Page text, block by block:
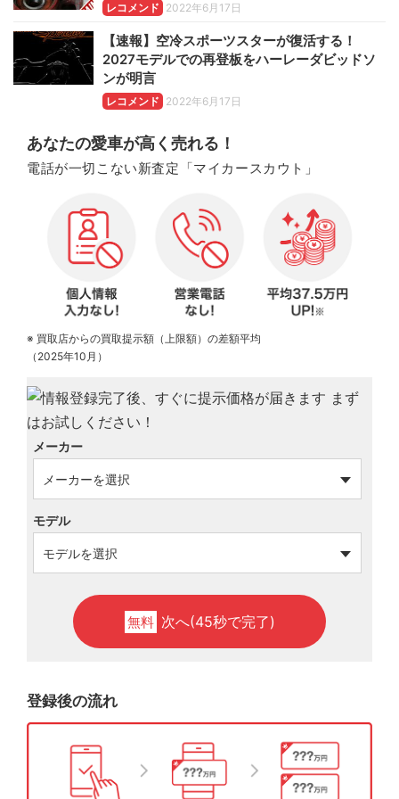
レコメンド 2022年6月17日
【速報】空冷スポーツスターが復活する！
2027モデルでの再登板をハーレーダビッドソ
ンが明言
レコメンド 2022年6月17日
あなたの愛車が高く売れる！
電話が一切こない新査定「マイカースカウト」
※ 買取店からの買取提示額（上限額）の差額平均
（2025年10月）
メーカー
モデル
無料 次へ(45秒で完了)
登録後の流れ